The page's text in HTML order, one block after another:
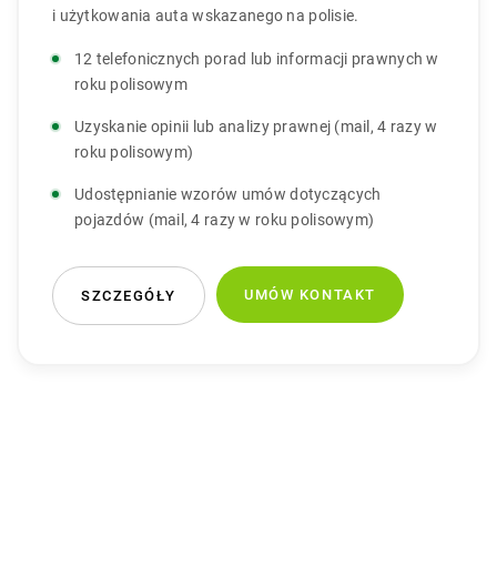
i użytkowania auta wskazanego na polisie.
12 telefonicznych porad lub informacji prawnych w
roku polisowym
Uzyskanie opinii lub analizy prawnej (mail, 4 razy w
roku polisowym)
Udostępnianie wzorów umów dotyczących
pojazdów (mail, 4 razy w roku polisowym)
SZCZEGÓŁY UMÓW KONTAKT